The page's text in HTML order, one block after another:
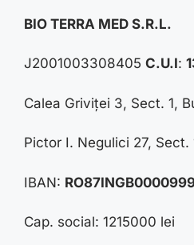
BIO TERRA MED S.R.L.
J2001003308405 C.U.I:
Calea Griviței 3, Sect. 1,
Pictor I. Negulici 27, Sect.
IBAN:
Cap. social: 1215000 lei